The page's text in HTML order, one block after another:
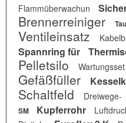
Flammüberwachun
Brennerreiniger
Ventileinsatz
Spannring für
Pelletsilo
Gefäßfüller
Schaltfeld Dreiwege-
SM
Kupferrohr